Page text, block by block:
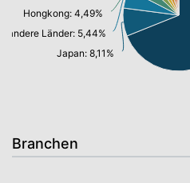
Japan: 8,11%
andere Länder: 5,44%
Hongkong: 4,49%
Branchen